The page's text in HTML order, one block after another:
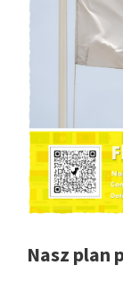
Nasz plan